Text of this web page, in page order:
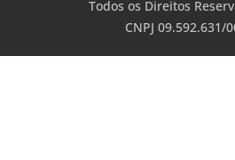
Todos os Direitos
CNPJ 09.592.631/